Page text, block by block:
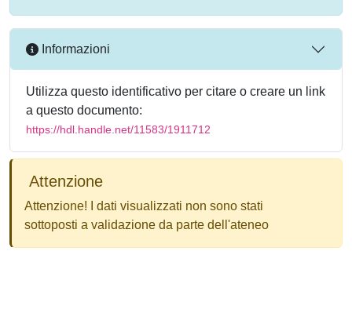
Informazioni
Utilizza questo identificativo per citare o creare un link
a questo documento:
https://hdl.handle.net/11583/1911712
Attenzione
Attenzione! I dati visualizzati non sono stati
sottoposti a validazione da parte dell'ateneo